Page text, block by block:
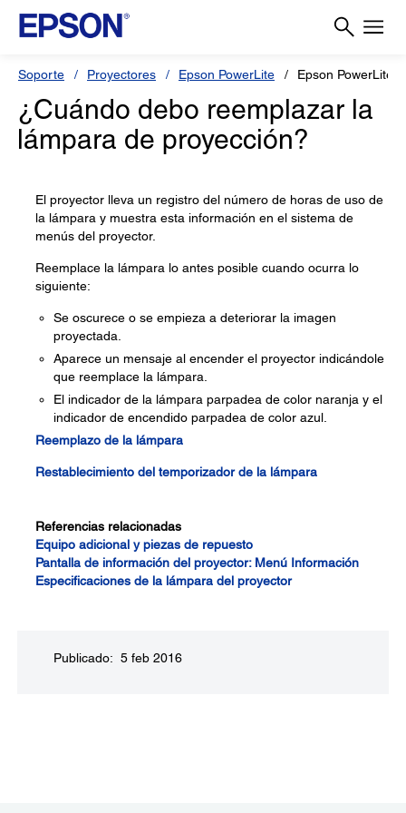
Soporte Proyectores Epson PowerLite Epson PowerLite
¿Cuándo debo reemplazar la
lámpara de proyección?
El proyector lleva un registro del número de horas de uso de
la lámpara y muestra esta información en el sistema de
menús del proyector.
Reemplace la lámpara lo antes posible cuando ocurra lo
siguiente:
Se oscurece o se empieza a deteriorar la imagen
proyectada.
Aparece un mensaje al encender el proyector indicándole
que reemplace la lámpara.
El indicador de la lámpara parpadea de color naranja y el
indicador de encendido parpadea de color azul.
Reemplazo de la lámpara
Restablecimiento del temporizador de la lámpara
Referencias relacionadas
Equipo adicional y piezas de repuesto
Pantalla de información del proyector: Menú Información
Especificaciones de la lámpara del proyector
Publicado: 5 feb 2016